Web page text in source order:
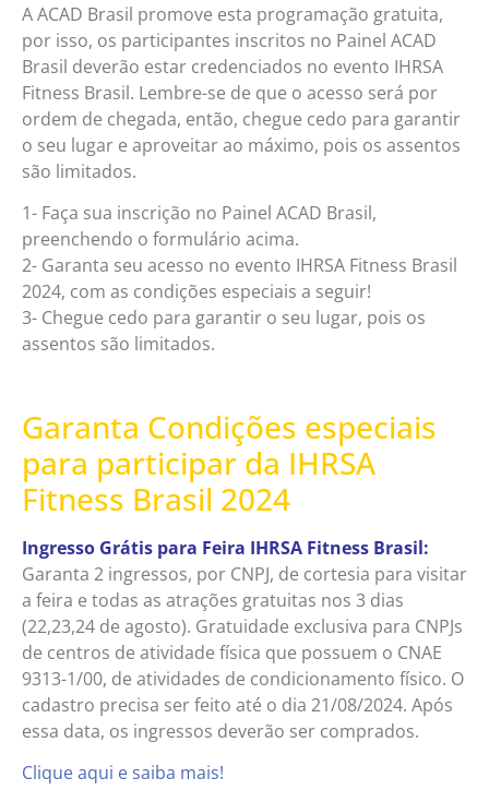
A ACAD Brasil promove esta programação gratuita,
por isso, os participantes inscritos no Painel ACAD
Brasil deverão estar credenciados no evento IHRSA
Fitness Brasil. Lembre-se de que o acesso será por
ordem de chegada, então, chegue cedo para garantir
o seu lugar e aproveitar ao máximo, pois os assentos
são limitados.
1- Faça sua inscrição no Painel ACAD Brasil,
preenchendo o formulário acima.
2- Garanta seu acesso no evento IHRSA Fitness Brasil
2024, com as condições especiais a seguir!
3- Chegue cedo para garantir o seu lugar, pois os
assentos são limitados.
Garanta Condições especiais
para participar da IHRSA
Fitness Brasil 2024
Ingresso Grátis para Feira IHRSA Fitness Brasil:
Garanta 2 ingressos, por CNPJ, de cortesia para visitar
a feira e todas as atrações gratuitas nos 3 dias
(22,23,24 de agosto). Gratuidade exclusiva para CNPJs
de centros de atividade física que possuem o CNAE
9313-1/00, de atividades de condicionamento físico. O
cadastro precisa ser feito até o dia 21/08/2024. Após
essa data, os ingressos deverão ser comprados.
Clique aqui e saiba mais!